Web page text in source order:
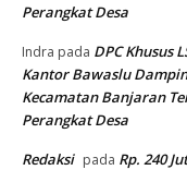
Perangkat Desa
Indra pada DPC Khusus
Kantor Bawaslu
Kecamatan Banjaran
Perangkat Desa
Redaksi pada Rp. 240